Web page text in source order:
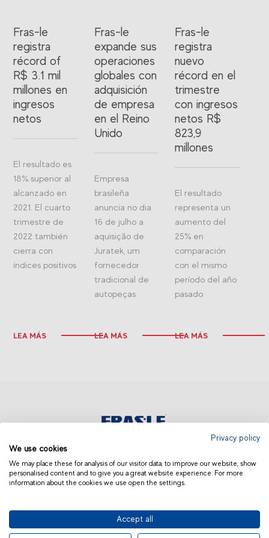
Fras-le
registra
récord of
R$ 3.1 mil
millones en
ingresos
netos
El resultado es
18% superior al
alcanzado en
2021. El cuarto
trimestre de
2022 también
cierra con
índices positivos
LEA MÁS
Fras-le
expande sus
operaciones
globales con
adquisición
de empresa
en el Reino
Unido
Empresa
brasileña
anuncia no dia
16 de julho a
aquisição de
Juratek, um
fornecedor
tradicional de
autopeças
LEA MÁS
Fras-le
registra
nuevo
récord en el
trimestre
con ingresos
netos R$
823,9
millones
El resultado
representa un
aumento del
25% en
comparación
con el mismo
período del año
pasado
LEA MÁS
EUROPA | ESPAÑOL
© 2019 Fras-le | Photos: Júlio Soares, Magrão Scalco, João Lazzarotto, Panda Branding
Privacy policy
We use cookies
We may place these for analysis of our visitor data, to improve our website, show
personalised content and to give you a great website experience. For more
information about the cookies we use open the settings.
Accept all